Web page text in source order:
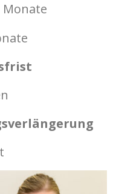
Monate